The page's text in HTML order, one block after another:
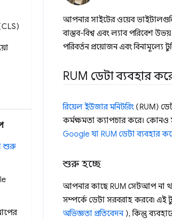
শুরু
আপনার সাইটের ওয়েব
বাস্তব-বিশ্ব এবং ল্যাব পরিবেশ
পরিবর্তন প্রয়োজন এবং বিনামূল্যে
RUM ডেটা ব্যবহার
রিয়েল ইউজার মনিটরিং (RUM)
কর্মক্ষমতা ক্যাপচার করে। কোনও
Google যা RUM ডেটা ব্যবহার
শুরু হচ্ছে
আপনার কাছে RUM সেটআপ না
সম্পর্কে ডেটা সরবরাহ করবে৷ এই
অভিজ্ঞতা প্রতিবেদন), কিন্তু